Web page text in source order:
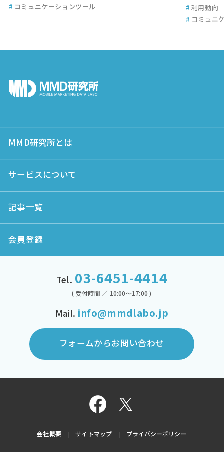
# コミュニケーションツール # 利用動向
# コミュニ
MMD研究所とは
サービスについて
記事一覧
会員登録
Tel. 03-6451-4414
( 受付時間 ／ 10:00～17:00 )
Mail. info@mmdlabo.jp
フォームからお問い合わせ
会社概要 サイトマップ プライバシーポリシー